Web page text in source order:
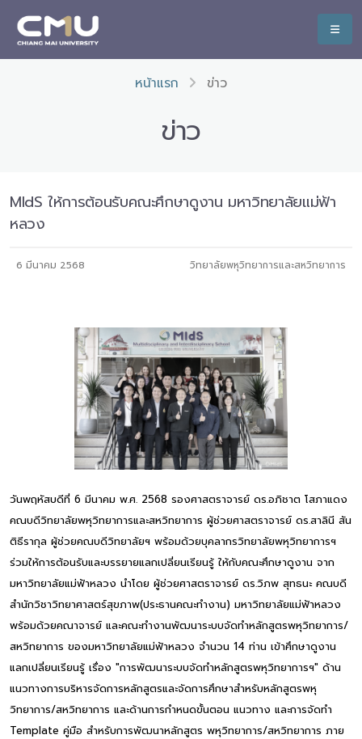
หน้าแรก ข่าว
ข่าว
MIdS ให้การต้อนรับคณะศึกษาดูงาน มหาวิทยาลัยแม่ฟ้า
หลวง
6 มีนาคม 2568 วิทยาลัยพหุวิทยาการและสหวิทยาการ
วันพฤหัสบดีที่ 6 มีนาคม พ.ศ. 2568 รองศาสตราจารย์ ดร.อภิชาต โสภาแดง
คณบดีวิทยาลัยพหุวิทยาการและสหวิทยาการ ผู้ช่วยศาสตราจารย์ ดร.สาลินี สัน
ติธีรากุล ผู้ช่วยคณบดีวิทยาลัยฯ พร้อมด้วยบุคลากรวิทยาลัยพหุวิทยาการฯ
ร่วมให้การต้อนรับและบรรยายแลกเปลี่ยนเรียนรู้ ให้กับคณะศึกษาดูงาน จาก
มหาวิทยาลัยแม่ฟ้าหลวง นำโดย ผู้ช่วยศาสตราจารย์ ดร.วิภพ สุทธนะ คณบดี
สำนักวิชาวิทยาศาสตร์สุขภาพ(ประธานคณะทำงาน) มหาวิทยาลัยแม่ฟ้าหลวง
พร้อมด้วยคณาจารย์ และคณะทำงานพัฒนาระบบจัดทำหลักสูตรพหุวิทยาการ/
สหวิทยาการ ของมหาวิทยาลัยแม่ฟ้าหลวง จำนวน 14 ท่าน เข้าศึกษาดูงาน
แลกเปลี่ยนเรียนรู้ เรื่อง "การพัฒนาระบบจัดทำหลักสูตรพหุวิทยาการฯ" ด้าน
แนวทางการบริหารจัดการหลักสูตรและจัดการศึกษาสำหรับหลักสูตรพหุ
วิทยาการ/สหวิทยาการ และด้านการกำหนดขั้นตอน แนวทาง และการจัดทำ
Template คู่มือ สำหรับการพัฒนาหลักสูตร พหุวิทยาการ/สหวิทยาการ ภาย